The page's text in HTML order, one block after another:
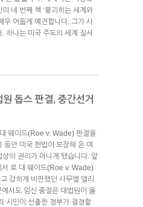
네 번째 책 ‘붕괴하는 세계와
우 어둡게 예견합니다. 그가 사
하나는 미국 주도의 세계 질서
돕스 판결, 중간선거
웨이드(Roe v. Wade) 판결을
동안 미국 헌법이 보장해 온 여
의 권리가 아니게 됐습니다. 앞
서 로 대 웨이드(Roe v. Wade)
강하게 비판했던 사무엘 앨리
서도 임신 중절은 대법원이 옳
시민이 선출한 정부가 결정할